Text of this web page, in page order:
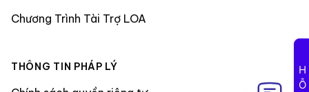
Chương Trình Tài Trợ LOA
THÔNG TIN PHÁP LÝ